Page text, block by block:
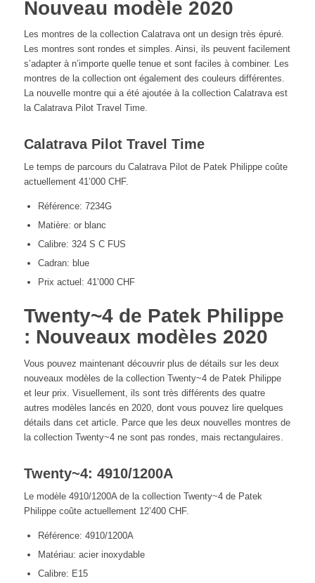
Nouveau modèle 2020
Les montres de la collection Calatrava ont un design très épuré.
Les montres sont rondes et simples. Ainsi, ils peuvent facilement
s’adapter à n’importe quelle tenue et sont faciles à combiner. Les
montres de la collection ont également des couleurs différentes.
La nouvelle montre qui a été ajoutée à la collection Calatrava est
la Calatrava Pilot Travel Time.
Calatrava Pilot Travel Time
Le temps de parcours du Calatrava Pilot de Patek Philippe coûte
actuellement 41’000 CHF.
Référence: 7234G
Matière: or blanc
Calibre: 324 S C FUS
Cadran: blue
Prix actuel: 41’000 CHF
Twenty~4 de Patek Philippe
: Nouveaux modèles 2020
Vous pouvez maintenant découvrir plus de détails sur les deux
nouveaux modèles de la collection Twenty~4 de Patek Philippe
et leur prix. Visuellement, ils sont très différents des quatre
autres modèles lancés en 2020, dont vous pouvez lire quelques
détails dans cet article. Parce que les deux nouvelles montres de
la collection Twenty~4 ne sont pas rondes, mais rectangulaires.
Twenty~4: 4910/1200A
Le modèle 4910/1200A de la collection Twenty~4 de Patek
Philippe coûte actuellement 12’400 CHF.
Référence: 4910/1200A
Matériau: acier inoxydable
Calibre: E15